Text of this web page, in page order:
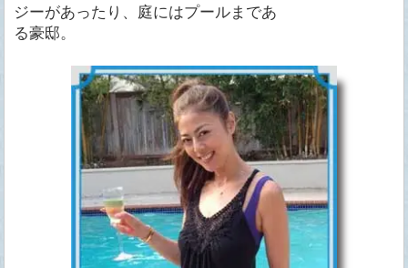
ジーがあったり、庭にはプールまであ
る豪邸。